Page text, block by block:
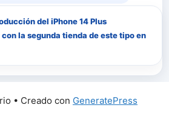
del iPhone 14 Plus
la segunda tienda de este tipo en
• Creado con GeneratePress